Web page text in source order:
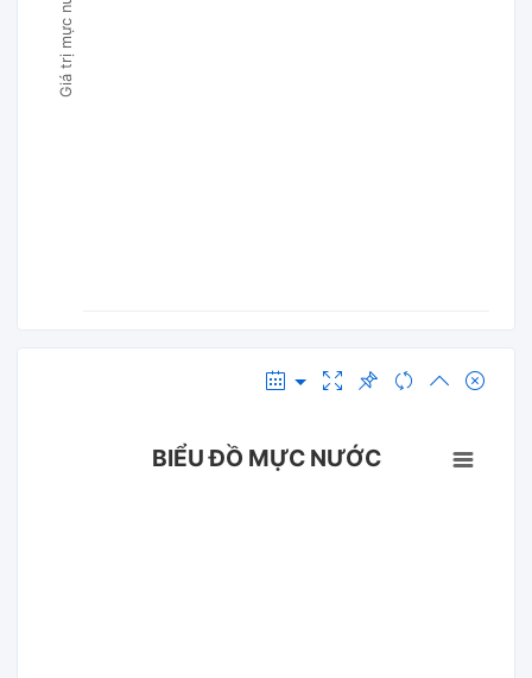
Giá trị mực nước
BIỂU ĐỒ MỰC NƯỚC